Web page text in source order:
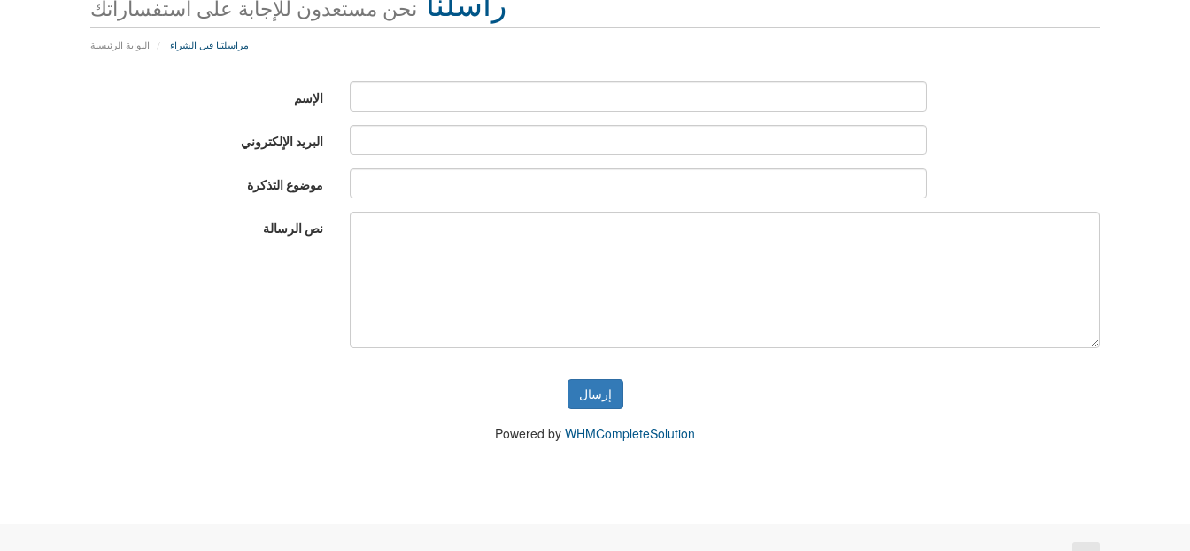
نحن مستعدون للإجابة على استفساراتك
البوابة الرئيسية مراسلتنا قبل الشراء
الإسم
البريد الإلكتروني
موضوع التذكرة
نص الرسالة
إرسال
Powered by WHMCompleteSolution